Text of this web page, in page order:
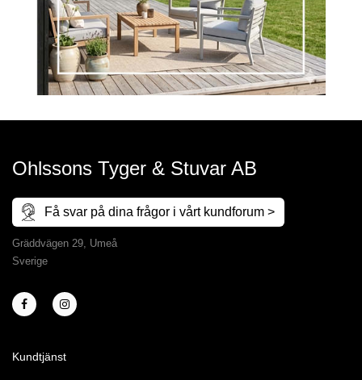
Ohlssons Tyger & Stuvar AB
Få svar på dina frågor i vårt kundforum >
Gräddvägen 29, Umeå
Sverige
Kundtjänst